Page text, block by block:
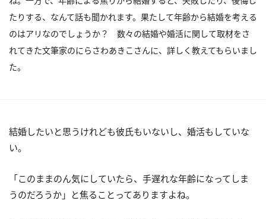
たりする、なんて話も聞かれます。果たして年齢から結婚を考える
のはアリなのでしょうか？ 数々の結婚や婚活に関して取材をさ
れてきた文筆家のにらさわあきこさんに、詳しく教えてもらいまし
た。
結婚したいと思うけれども彼氏もいないし、婚活もしていな
い。
「このままのん気にしていたら、手遅れな年齢になってしま
うのだろうか」と焦ることってありますよね。